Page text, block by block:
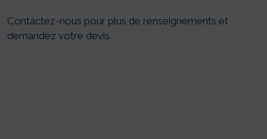
Contactez-nous pour plus de renseignements et
demandez votre devis.